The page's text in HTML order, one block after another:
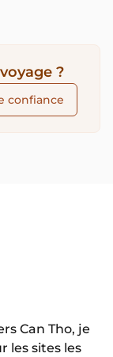
?
confiance
Can Tho, je
les sites les